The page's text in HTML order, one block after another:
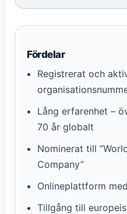
Fördelar
Registrerat och
Lång erfarenhet –
70 år globalt
Nominerat till
Company”
Onlineplattform
Tillgång till